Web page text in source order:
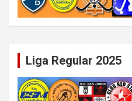
Liga Regular 2025